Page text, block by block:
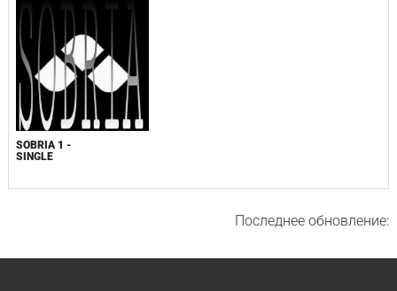
SOBRIA 1 -
SINGLE
Последнее обновление: